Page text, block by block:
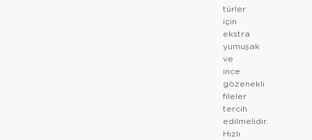
türler
için
ekstra
yumuşak
ve
ince
gözenekli
fileler
tercih
edilmelidir.
Hızlı